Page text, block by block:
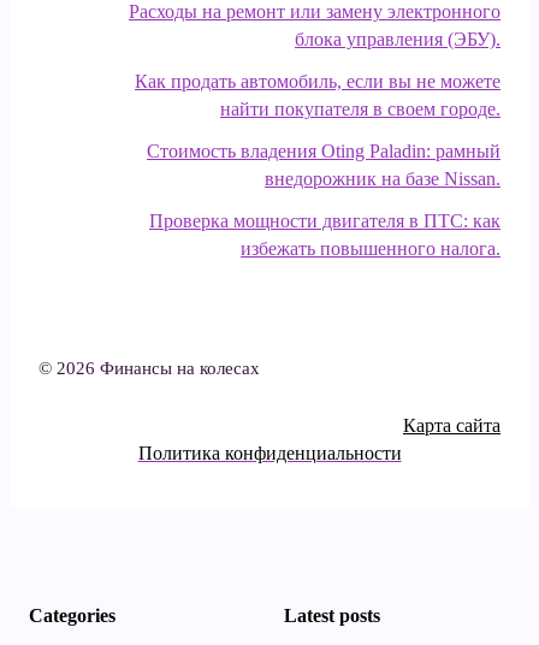
Расходы на ремонт или замену электронного
блока управления (ЭБУ).
Как продать автомобиль, если вы не можете
найти покупателя в своем городе.
Стоимость владения Oting Paladin: рамный
внедорожник на базе Nissan.
Проверка мощности двигателя в ПТС: как
избежать повышенного налога.
© 2026 Финансы на колесах
Карта сайта
Политика конфиденциальности
Categories Latest posts